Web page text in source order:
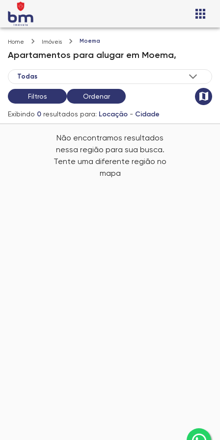
Home Imóveis Moema
Apartamentos para alugar em Moema,
Filtros Ordenar
Exibindo 0 resultados para: Locação - Cidade
Não encontramos resultados
nessa região para sua busca.
Tente uma diferente região no
mapa